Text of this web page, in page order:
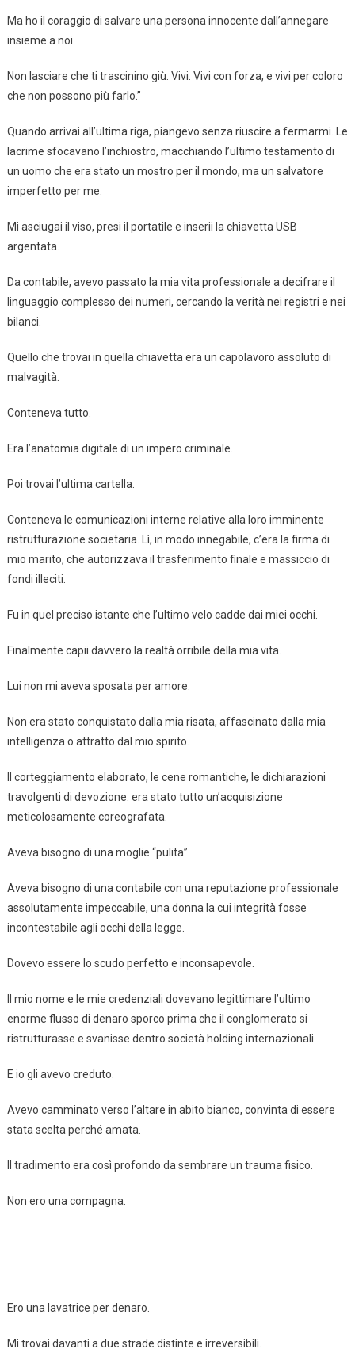
Ma ho il coraggio di salvare una persona innocente dall’annegare
insieme a noi.
Non lasciare che ti trascinino giù. Vivi. Vivi con forza, e vivi per coloro
che non possono più farlo.”
Quando arrivai all’ultima riga, piangevo senza riuscire a fermarmi. Le
lacrime sfocavano l’inchiostro, macchiando l’ultimo testamento di
un uomo che era stato un mostro per il mondo, ma un salvatore
imperfetto per me.
Mi asciugai il viso, presi il portatile e inserii la chiavetta USB
argentata.
Da contabile, avevo passato la mia vita professionale a decifrare il
linguaggio complesso dei numeri, cercando la verità nei registri e nei
bilanci.
Quello che trovai in quella chiavetta era un capolavoro assoluto di
malvagità.
Conteneva tutto.
Era l’anatomia digitale di un impero criminale.
Poi trovai l’ultima cartella.
Conteneva le comunicazioni interne relative alla loro imminente
ristrutturazione societaria. Lì, in modo innegabile, c’era la firma di
mio marito, che autorizzava il trasferimento finale e massiccio di
fondi illeciti.
Fu in quel preciso istante che l’ultimo velo cadde dai miei occhi.
Finalmente capii davvero la realtà orribile della mia vita.
Lui non mi aveva sposata per amore.
Non era stato conquistato dalla mia risata, affascinato dalla mia
intelligenza o attratto dal mio spirito.
Il corteggiamento elaborato, le cene romantiche, le dichiarazioni
travolgenti di devozione: era stato tutto un’acquisizione
meticolosamente coreografata.
Aveva bisogno di una moglie “pulita”.
Aveva bisogno di una contabile con una reputazione professionale
assolutamente impeccabile, una donna la cui integrità fosse
incontestabile agli occhi della legge.
Dovevo essere lo scudo perfetto e inconsapevole.
Il mio nome e le mie credenziali dovevano legittimare l’ultimo
enorme flusso di denaro sporco prima che il conglomerato si
ristrutturasse e svanisse dentro società holding internazionali.
E io gli avevo creduto.
Avevo camminato verso l’altare in abito bianco, convinta di essere
stata scelta perché amata.
Il tradimento era così profondo da sembrare un trauma fisico.
Non ero una compagna.
Ero una lavatrice per denaro.
Mi trovai davanti a due strade distinte e irreversibili.